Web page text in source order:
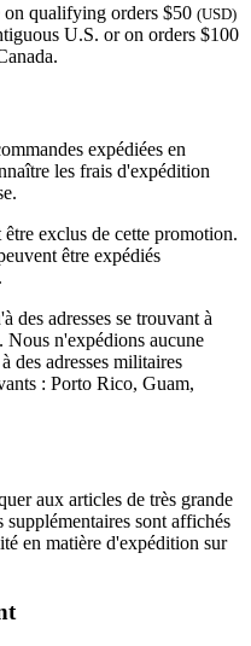
on qualifying orders $50 (USD)
U.S. or on orders $100
expédiées en
les frais d'expédition
exclus de cette promotion.
être expédiés
des adresses se trouvant à
Nous n'expédions aucune
des adresses militaires
: Porto Rico, Guam,
aux articles de très grande
sont affichés
en matière d'expédition sur